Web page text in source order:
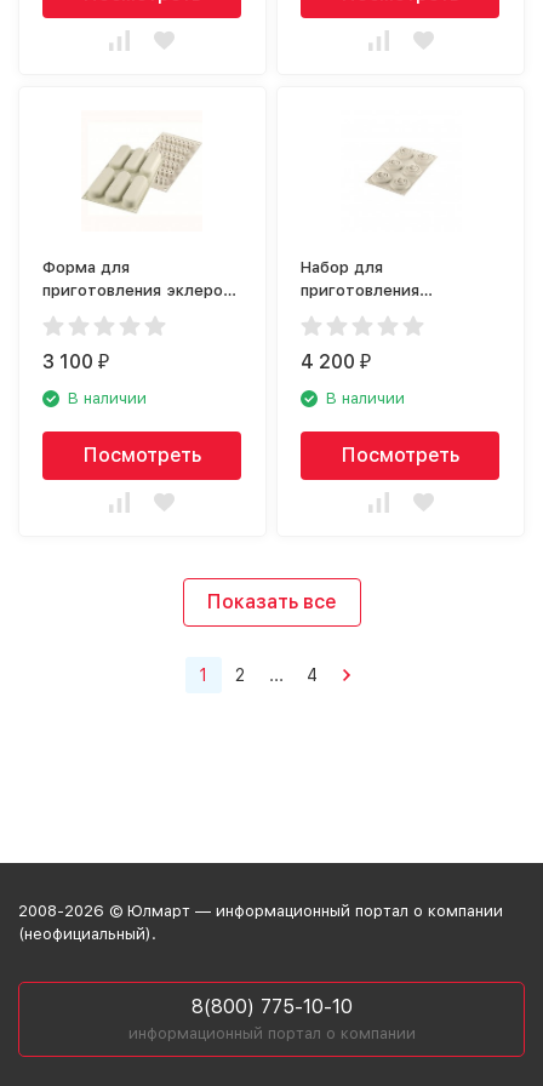
Форма для
приготовления эклеров
Silikomart Pop Eclair
25.275.13.0065
3 100₽
В наличии
Посмотреть
Набор для
приготовления
пирожных Silikomart Mini
Tarte Twist
25.273.13.0065
4 200₽
В наличии
Посмотреть
Показать все
1 2 ... 4
2008-2026 © Юлмарт — информационный портал о компании
(неофициальный).
8(800) 775-10-10
информационный портал о компании